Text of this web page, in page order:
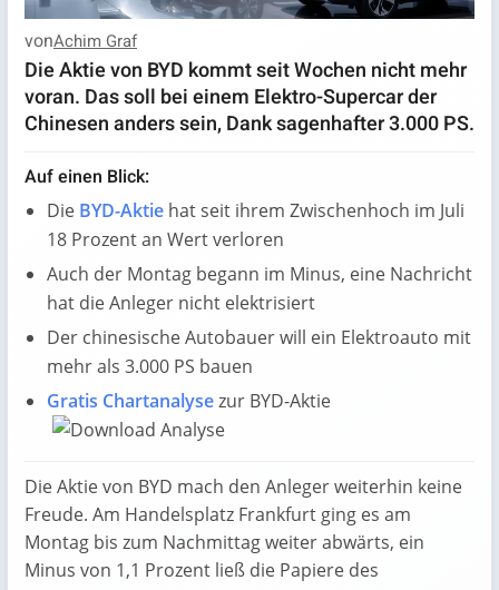
vonAchim Graf
Die Aktie von BYD kommt seit Wochen nicht mehr
voran. Das soll bei einem Elektro-Supercar der
Chinesen anders sein, Dank sagenhafter 3.000 PS.
Auf einen Blick:
Die BYD-Aktie hat seit ihrem Zwischenhoch im Juli
18 Prozent an Wert verloren
Auch der Montag begann im Minus, eine Nachricht
hat die Anleger nicht elektrisiert
Der chinesische Autobauer will ein Elektroauto mit
mehr als 3.000 PS bauen
Gratis Chartanalysezur BYD-Aktie
Die Aktie von BYD mach den Anleger weiterhin keine
Freude. Am Handelsplatz Frankfurt ging es am
Montag bis zum Nachmittag weiter abwärts, ein
Minus von 1,1 Prozent ließ die Papiere des